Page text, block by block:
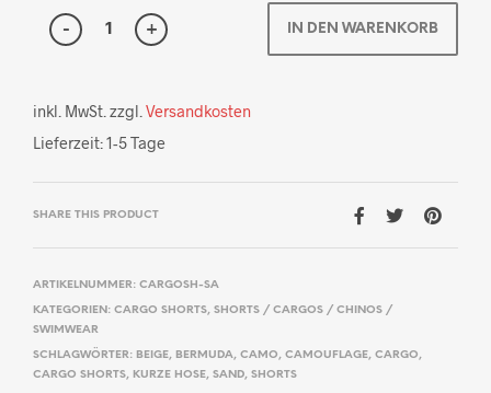
IN DEN WARENKORB
inkl. MwSt. zzgl. Versandkosten
Lieferzeit:1-5 Tage
SHARE THIS PRODUCT
ARTIKELNUMMER: CARGOSH-SA
KATEGORIEN: CARGO SHORTS, SHORTS / CARGOS / CHINOS /
SWIMWEAR
SCHLAGWÖRTER: BEIGE, BERMUDA, CAMO, CAMOUFLAGE, CARGO,
CARGO SHORTS, KURZE HOSE, SAND, SHORTS